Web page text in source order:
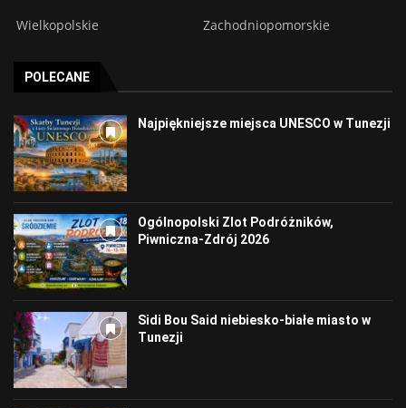
Wielkopolskie Zachodniopomorskie
POLECANE
Najpiękniejsze miejsca UNESCO w Tunezji
Ogólnopolski Zlot Podróżników,
Piwniczna-Zdrój 2026
Sidi Bou Said niebiesko-białe miasto w
Tunezji